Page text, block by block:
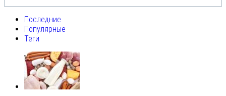
Последние
Популярные
Теги